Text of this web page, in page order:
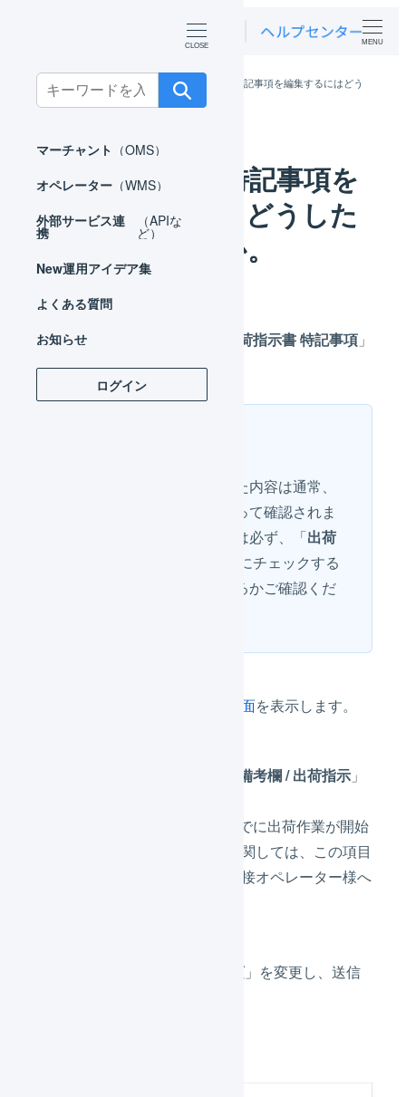
Search
for:
マーチャント （OMS）
オペレーター （WMS）
外部サービス連
携
（APIな
ど）
New運用アイデア集
よくある質問
お知らせ
ログイン
MENU
ホーム よくある質問
出荷指示書 特記事項を編集するにはどう
したらいいですか。
出荷指示書 特記事項を
編集するにはどうした
らいいですか。
出荷伝票を編集し、「 出荷指示書 特記事項」
を変更します。
このフィールドに記載された内容は通常、
オペレーター（倉庫）によって確認されま
すが、初めて使用する場合は必ず、「出荷
」を出荷時にチェックする
オペレーションになっているかご確認くだ
「出荷伝票」の詳細画面を表示します。
編集 : 備考欄 / 出荷指示」
※ オペレーター側ですでに出荷作業が開始
されている出荷伝票に関しては、この項目
は表示されません。直接オペレーター様へ
出荷指示書 特記事項」を変更し、送信